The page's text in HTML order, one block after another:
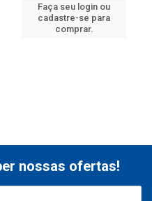
Faça seu login ou
cadastre-se para
comprar.
nossas ofertas!